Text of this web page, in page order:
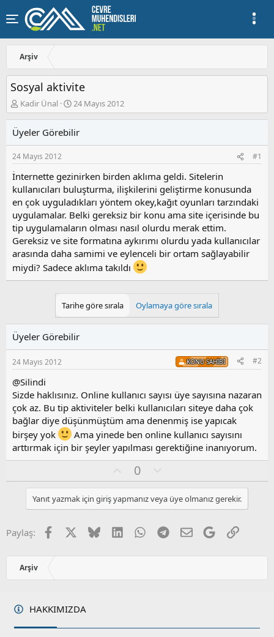
Arşiv
Sosyal aktivite
K
o
u
y
u
a
ş
l
a
t
a
n
Kadir Ünal
B
a
l
a
ı
ç
t
a
r
i
h
i
24 Mayıs 2012
Üyeler Görebilir
24 Mayıs 2012 #1
İnternette gezinirken birden aklıma geldi. Sitelerin
kullanıcıları buluşturma, ilişkilerini geliştirme konusunda
en çok uyguladıkları yöntem okey,kağıt oyunları tarzındaki
uygulamalar. Belki gereksiz bir konu ama site içerisinde bu
tip uygulamaların olması nasıl olurdu merak ettim.
Gereksiz ve site formatına aykırımı olurdu yada kullanıcılar
arasında daha samimi ve eylenceli bir ortam sağlayabilir
miydi? Sadece aklıma takıldı
Tarihe göre sırala Oylamaya göre sırala
Üyeler Görebilir
24 Mayıs 2012 KONU SAHIBI #2
@Silindi
Sizde haklısınız. Online kullanıcı sayısı üye sayısına nazaran
çok az. Bu tip aktiviteler belki kullanıcıları siteye daha çok
bağlar diye düşünmüştüm ama denenmiş ise yapıcak
birşey yok
Ama yinede ben online kullanıcı sayısını
arttırmak için bir şeyler yapılması gerektiğine inanıyorum.
y
l
a
0
l
u
m
u
z
o
l
Yanıt yazmak için giriş yapmanız veya üye olmanız gerekir.
Paylaş: Facebook BlueskyLinkedInWhatsApp
Telegram
E-postaGoogleLink
Arşiv
HAKKIMIZDA